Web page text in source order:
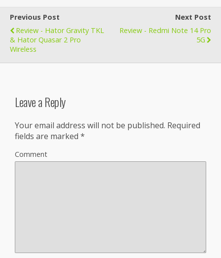
Previous Post
Review - Hator Gravity TKL
& Hator Quasar 2 Pro
Wireless
Next Post
Review - Redmi Note 14 Pro
5G
Leave a Reply
Your email address will not be published. Required
fields are marked *
Comment